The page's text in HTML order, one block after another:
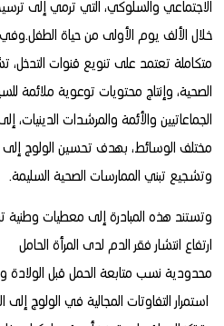
الاجتماعي والسلوكي، التي ترمي إلى
خلال الألف يوم الأولى من حياة
متكاملة تعتمد على تنويع قنوات التدخل،
الصحية، وإنتاج محتويات توعوية ملائمة
الجماعاتيين والأئمة والمرشدات الدينيات،
مختلف الوسائط، بهدف تحسين الولوج إلى
وتشجيع تبني الممارسات الصحية السليمة.
وتستند هذه المبادرة إلى معطيات وطنية
ارتفاع انتشار فقر الدم لدى المرأة الحامل
محدودية نسب متابعة الحمل قبل الولادة
استمرار التفاوتات المجالية في الولوج إلى